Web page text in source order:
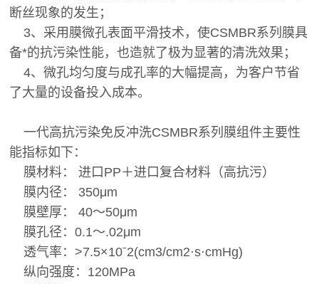
断丝现象的发生；
3、采用膜微孔表面平滑技术，使CSMBR系列膜具
备*的抗污染性能，也造就了极为显著的清洗效果；
4、微孔均匀度与成孔率的大幅提高，为客户节省
了大量的设备投入成本。
一代高抗污染免反冲洗CSMBR系列膜组件主要性
能指标如下：
膜材料： 进口PP＋进口复合材料（高抗污）
膜内径： 350μm
膜壁厚： 40～50μm
膜孔径：0.1～.02μm
透气率：>7.5×10ˉ2(cm3/cm2·s·cmHg)
纵向强度：120MPa